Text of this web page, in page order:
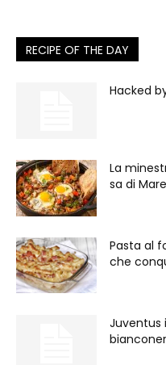
RECIPE OF THE DAY
Hacked
La
sa di
Pasta al
che
Juventus